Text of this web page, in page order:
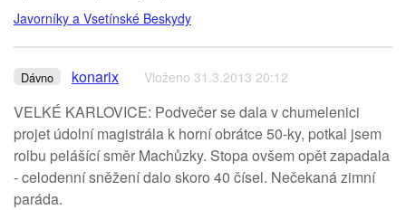
Javorníky a Vsetínské Beskydy
Dávno konarix Vloženo 31.3.2013 20:12
VELKÉ KARLOVICE: Podvečer se dala v chumelenici
projet údolní magistrála k horní obrátce 50-ky, potkal jsem
rolbu pelášící směr Machůzky. Stopa ovšem opět zapadala
- celodenní sněžení dalo skoro 40 čísel. Nečekaná zimní
paráda.